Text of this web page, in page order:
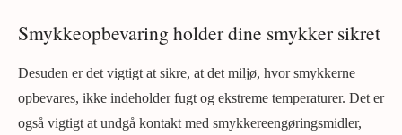
Smykkeopbevaring holder dine smykker sikret
Desuden er det vigtigt at sikre, at det miljø, hvor smykkerne
opbevares, ikke indeholder fugt og ekstreme temperaturer. Det er
også vigtigt at undgå kontakt med smykkereengøringsmidler,